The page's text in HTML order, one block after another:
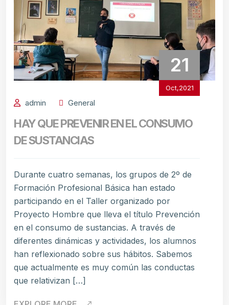
21
Oct,2021
admin General
HAY QUE PREVENIR EN EL CONSUMO
DE SUSTANCIAS
Durante cuatro semanas, los grupos de 2º de
Formación Profesional Básica han estado
participando en el Taller organizado por
Proyecto Hombre que lleva el título Prevención
en el consumo de sustancias. A través de
diferentes dinámicas y actividades, los alumnos
han reflexionado sobre sus hábitos. Sabemos
que actualmente es muy común las conductas
que relativizan […]